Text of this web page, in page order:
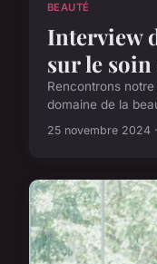
BEAUTÉ
Interview
sur le soin
Rencontrons
domaine de la
25 novembre 2024